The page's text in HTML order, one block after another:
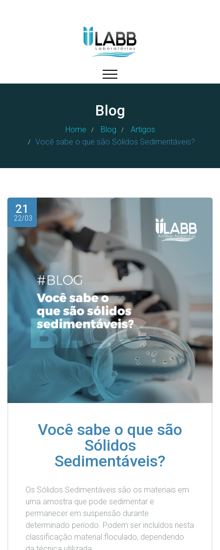
Blog
Home Blog
Artigos
Você sabe o que são Sólidos Sedimentáveis?
21
22/03
Você sabe o que são
Sólidos
Sedimentáveis?
Os Sólidos Sedimentáveis são os materiais em
uma amostra que pode sedimentar e
permanecer em suspensão durante
determinado período. Podem ser incluídos nesta
classificação material floculado, dependendo